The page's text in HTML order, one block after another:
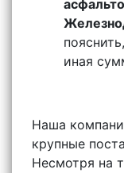
иная
Наша
крупные
Несмотря на